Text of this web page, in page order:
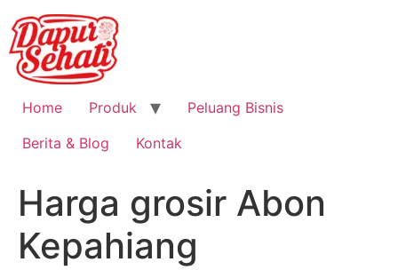
Home Produk
Peluang Bisnis
Berita & Blog
Kontak
Harga grosir Abon
Kepahiang